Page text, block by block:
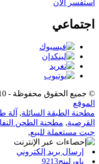
استفسر الآن
اجتماعي
© جميع الحقوق محفوظة - 2010-2021.
الموقع
مطحنة الطبقة السائلة,
القرصية, مطحنة الطحن
جيت مستعملة للبيع,
إرسال بريد إلكتروني
باورلينج9213